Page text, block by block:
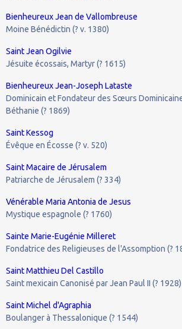
Bienheureux Jean de Vallombreuse
Moine Bénédictin (? v. 1380)
Saint Jean Ogilvie
Jésuite écossais, Martyr (? 1615)
Bienheureux Jean-Joseph Lataste
Dominicain et Fondateur des Sœurs
Béthanie (? 1869)
Saint Kessog
Évêque en Écosse (? v. 520)
Saint Macaire de Jérusalem
Patriarche de Jérusalem (? 334)
Vénérable Maria Antonia de Jesus
Mystique espagnole (? 1760)
Sainte Marie-Eugénie Milleret
Fondatrice des Religieuses de l'Assomption (?
Saint Matthieu Del Castillo
Saint mexicain Canonisé par Jean Paul II (? 1928)
Saint Michel d'Agraphia
Boulanger à Thessalonique (? 1544)